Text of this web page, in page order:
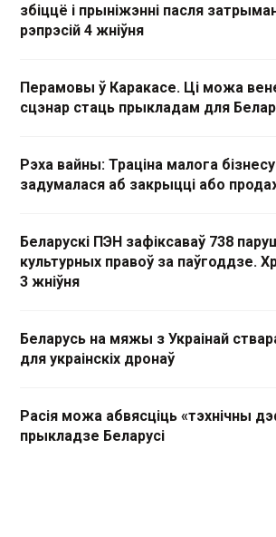
збіццё і прыніжэнні пасля
рэпрэсій 4 жніўня
Перамовы ў Каракасе. Ці можа
сцэнар стаць прыкладам для
Рэха вайны: Траціна малога бізнесу
задумалася аб закрыцці або
Беларускі ПЭН зафіксаваў 738
культурных правоў за паўгоддзе.
3 жніўня
Беларусь на мяжы з Украінай
для украінскіх дронаў
Расія можа абвясціць «тэхнічны
прыкладзе Беларусі